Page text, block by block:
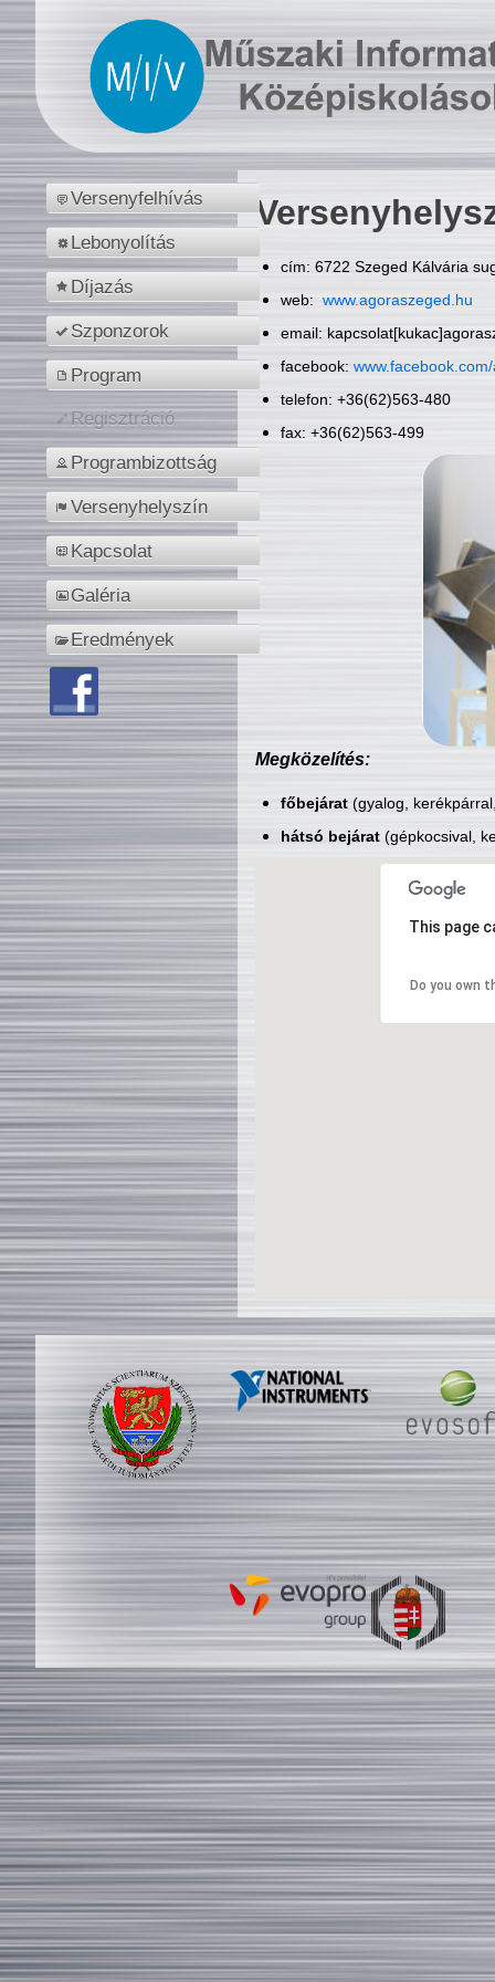
Versenyfelhívás
Lebonyolítás
Díjazás
Szponzorok
Program
Regisztráció
Programbizottság
Versenyhelyszín
Kapcsolat
Galéria
Eredmények
cím: 6722 Szeged Kálvária
web: www.agoraszeged.hu
email:
facebook:
telefon: +36(62)563-480
fax: +36(62)563-499
Megközelítés:
főbejárat(gyalog,
hátsó bejárat(gépkocsival,
This page
Do you own